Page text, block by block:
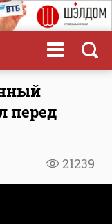
перед
21239